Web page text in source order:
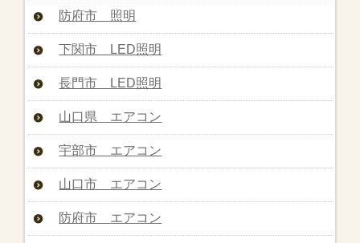
防府市 照明
下関市 LED照明
長門市 LED照明
山口県 エアコン
宇部市 エアコン
山口市 エアコン
防府市 エアコン